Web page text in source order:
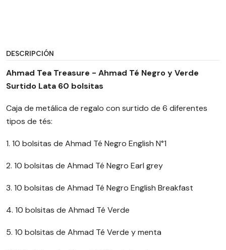
DESCRIPCIÓN
Ahmad Tea Treasure - Ahmad Té Negro y Verde
Surtido Lata 60 bolsitas
Caja de metálica de regalo con surtido de 6 diferentes
tipos de tés:
1. 10 bolsitas de Ahmad Té Negro English N°1
2. 10 bolsitas de Ahmad Té Negro Earl grey
3. 10 bolsitas de Ahmad Té Negro English Breakfast
4. 10 bolsitas de Ahmad Té Verde
5. 10 bolsitas de Ahmad Té Verde y menta